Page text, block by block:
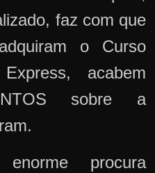
faz com que
o Curso
acabem
sobre a
procura